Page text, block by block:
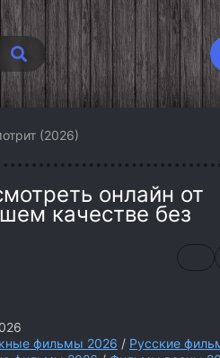
(2026)
онлайн от
качестве без
фильмы 2026 / Русские